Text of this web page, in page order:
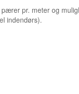
pr. meter og
indendørs).